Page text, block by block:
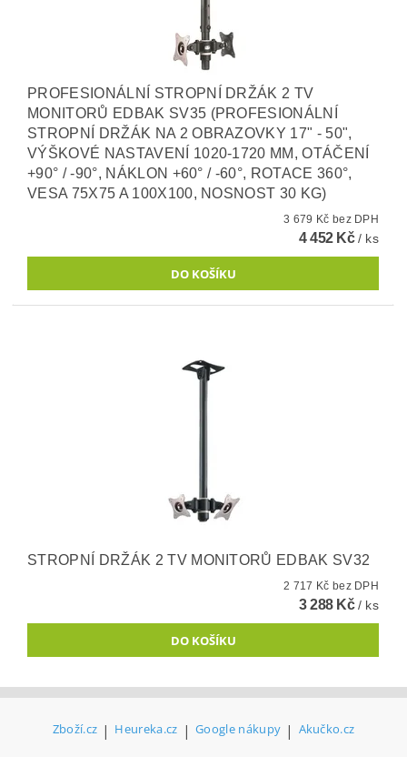
PROFESIONÁLNÍ STROPNÍ DRŽÁK 2 TV
MONITORŮ EDBAK SV35 (PROFESIONÁLNÍ
STROPNÍ DRŽÁK NA 2 OBRAZOVKY 17" - 50",
VÝŠKOVÉ NASTAVENÍ 1020-1720 MM, OTÁČENÍ
+90° / -90°, NÁKLON +60° / -60°, ROTACE 360°,
VESA 75X75 A 100X100, NOSNOST 30 KG)
3 679 Kč bez DPH
4 452 Kč/ ks
STROPNÍ DRŽÁK 2 TV MONITORŮ EDBAK SV32
2 717 Kč bez DPH
3 288 Kč/ ks
Zboží.cz | Heureka.cz | Google nákupy | Akučko.cz